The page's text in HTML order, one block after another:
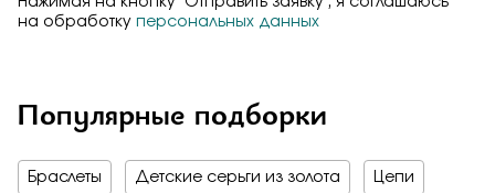
на обработку персональных данных
Популярные подборки
Браслеты Детские серьги из золота Цепи